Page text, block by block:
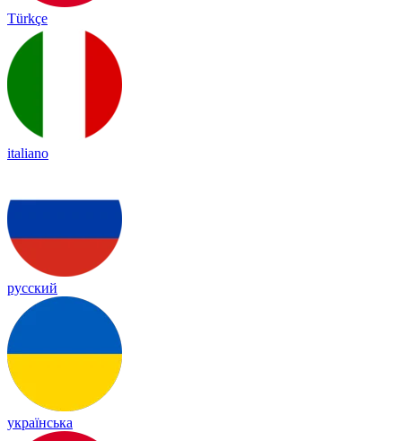
Türkçe
italiano
русский
українська